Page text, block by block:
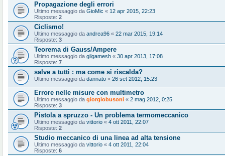
Propagazione degli errori
Ultimo messaggio da GioMic « 12 apr 2015, 22:23
Risposte: 2
Ciclismo!
Ultimo messaggio da andrea96 « 22 mar 2015, 19:14
Risposte: 3
Teorema di Gauss/Ampere
Ultimo messaggio da gilgamesh « 30 apr 2013, 17:08
Risposte: 7
salve a tutti : ma come si riscalda?
Ultimo messaggio da dannato « 26 set 2012, 15:23
Errore nelle misure con multimetro
Ultimo messaggio da giorgiobusoni « 2 mag 2012, 0:25
Risposte: 3
Pistola a spruzzo - Un problema termomeccanico
Ultimo messaggio da vittorio « 4 ott 2011, 22:07
Risposte: 2
Studio meccanico di una linea ad alta tensione
Ultimo messaggio da vittorio « 4 ott 2011, 22:04
Risposte: 6